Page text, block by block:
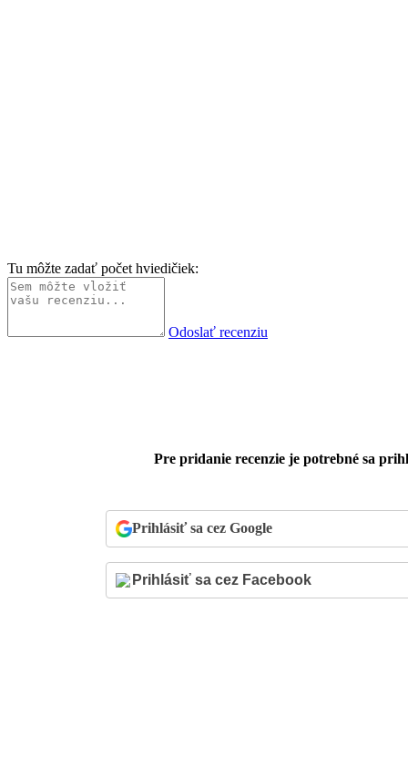
Tu môžte zadať počet hviedičiek:
Odoslať recenziu
Pre pridanie recenzie je potrebné sa
Prihlásiť sa cez Google